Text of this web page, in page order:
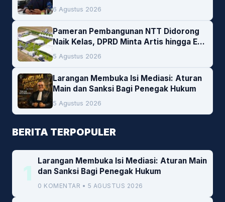
6 Agustus 2026
Pameran Pembangunan NTT Didorong
Naik Kelas, DPRD Minta Artis hingga EO
Lokal Jadi Prioritas
5 Agustus 2026
Larangan Membuka Isi Mediasi: Aturan
Main dan Sanksi Bagi Penegak Hukum
5 Agustus 2026
BERITA TERPOPULER
1
Larangan Membuka Isi Mediasi: Aturan Main
dan Sanksi Bagi Penegak Hukum
0 KOMENTAR • 5 AGUSTUS 2026